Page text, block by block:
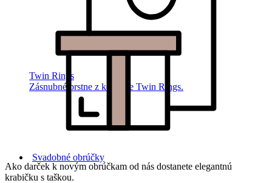
Twin Rings
Zásnubné prstne z kolekcie Twin Rings.
Svadobné obrúčky
Ako darček k novým obrúčkam od nás dostanete elegantnú
krabičku s taškou.